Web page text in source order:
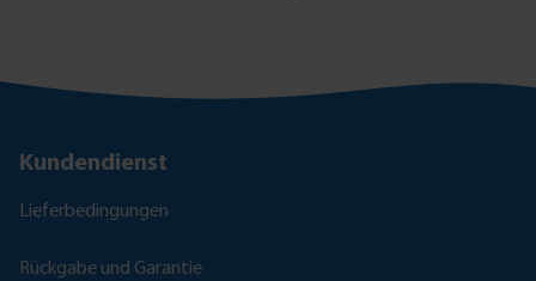
Kundendienst
Lieferbedingungen
Rückgabe und Garantie